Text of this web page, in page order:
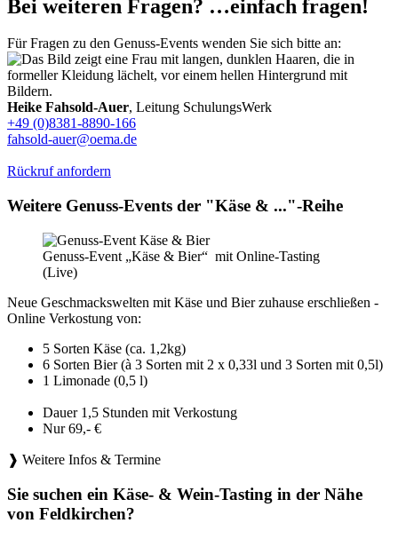
Bei weiteren Fragen? …einfach fragen!
Für Fragen zu den Genuss-Events wenden Sie sich bitte an:
Heike Fahsold-Auer, Leitung SchulungsWerk
+49 (0)8381-8890-166
fahsold-auer@oema.de
Rückruf anfordern
Weitere Genuss-Events der "Käse & ..."-Reihe
Genuss-Event „Käse & Bier“ mit Online-Tasting
(Live)
Neue Geschmackswelten mit Käse und Bier zuhause erschließen -
Online Verkostung von:
5 Sorten Käse (ca. 1,2kg)
6 Sorten Bier (à 3 Sorten mit 2 x 0,33l und 3 Sorten mit 0,5l)
1 Limonade (0,5 l)
Dauer 1,5 Stunden mit Verkostung
Nur 69,- €
❱ Weitere Infos & Termine
Sie suchen ein Käse- & Wein-Tasting in der Nähe
von Feldkirchen?